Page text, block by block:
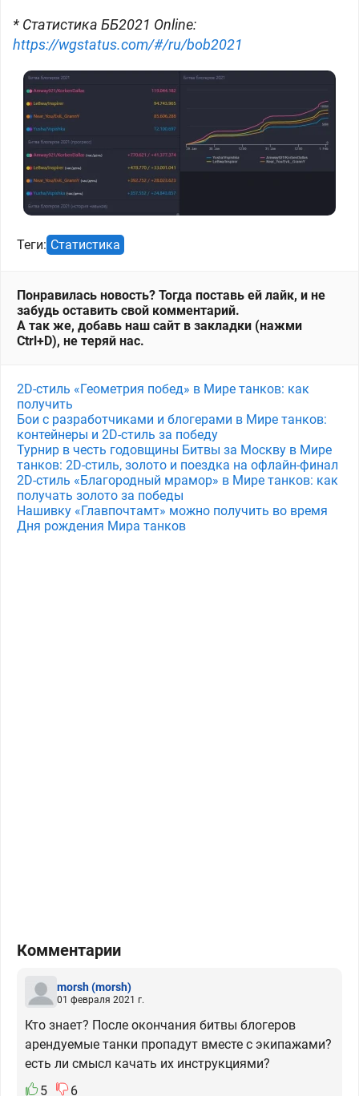
* Статистика ББ2021 Online:
https://wgstatus.com/#/ru/bob2021
Теги: Статистика
Понравилась новость? Тогда поставь ей лайк, и не
забудь оставить свой комментарий.
А так же, добавь наш сайт в закладки (нажми
Ctrl+D), не теряй нас.
2D-стиль «Геометрия побед» в Мире танков: как
получить
Бои с разработчиками и блогерами в Мире танков:
контейнеры и 2D-стиль за победу
Турнир в честь годовщины Битвы за Москву в Мире
танков: 2D-стиль, золото и поездка на офлайн-финал
2D-стиль «Благородный мрамор» в Мире танков: как
получать золото за победы
Нашивку «Главпочтамт» можно получить во время
Дня рождения Мира танков
Комментарии
morsh(morsh)
01 февраля 2021 г.
Кто знает? После окончания битвы блогеров
арендуемые танки пропадут вместе с экипажами?
есть ли смысл качать их инструкциями?
5
6